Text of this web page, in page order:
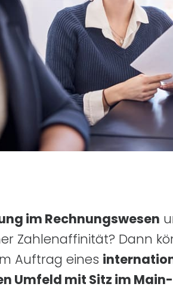
im Rechnungswesen
Zahlenaffinität? Dann
Auftrag eines
Umfeld mit Sitz im